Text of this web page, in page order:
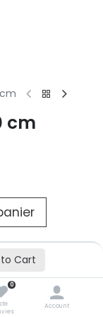
Cart
0
Account
cm
votre panier
indisponible.
Conforama